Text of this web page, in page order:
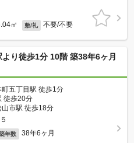
㎡ 敷/礼 不要/不要
り徒歩1分 10階 築38年6ヶ月
五丁目駅 徒歩1分
徒歩20分
市駅 徒歩18分
年数 38年6ヶ月